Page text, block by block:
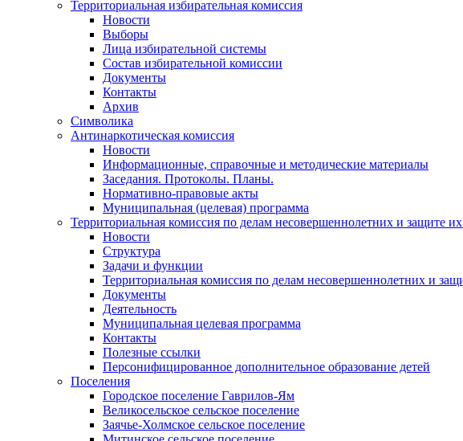
Территориальная избирательная комиссия
Новости
Выборы
Лица избирательной системы
Состав избирательной комиссии
Документы
Контакты
Архив
Символика
Антинаркотическая комиссия
Новости
Информационные, справочные и методические материалы
Заседания. Протоколы. Планы.
Нормативно-правовые акты
Муниципальная (целевая) программа
Территориальная комиссия по делам несовершеннолетних и защите
Новости
Структура
Задачи и функции
Территориальная комиссия по делам несовершеннолетних и
Документы
Деятельность
Муниципальная целевая программа
Контакты
Полезные ссылки
Персонифицированное дополнительное образование детей
Поселения
Городское поселение Гаврилов-Ям
Великосельское сельское поселение
Заячье-Холмское сельское поселение